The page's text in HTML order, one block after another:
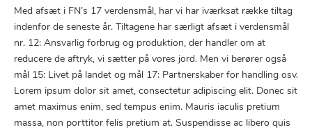
Med afsæt i FN’s 17 verdensmål, har vi har iværksat række tiltag
indenfor de seneste år. Tiltagene har særligt afsæt i verdensmål
nr. 12: Ansvarlig forbrug og produktion, der handler om at
reducere de aftryk, vi sætter på vores jord. Men vi berører også
mål 15: Livet på landet og mål 17: Partnerskaber for handling osv.
Lorem ipsum dolor sit amet, consectetur adipiscing elit. Donec sit
amet maximus enim, sed tempus enim. Mauris iaculis pretium
massa, non porttitor felis pretium at. Suspendisse ac libero quis